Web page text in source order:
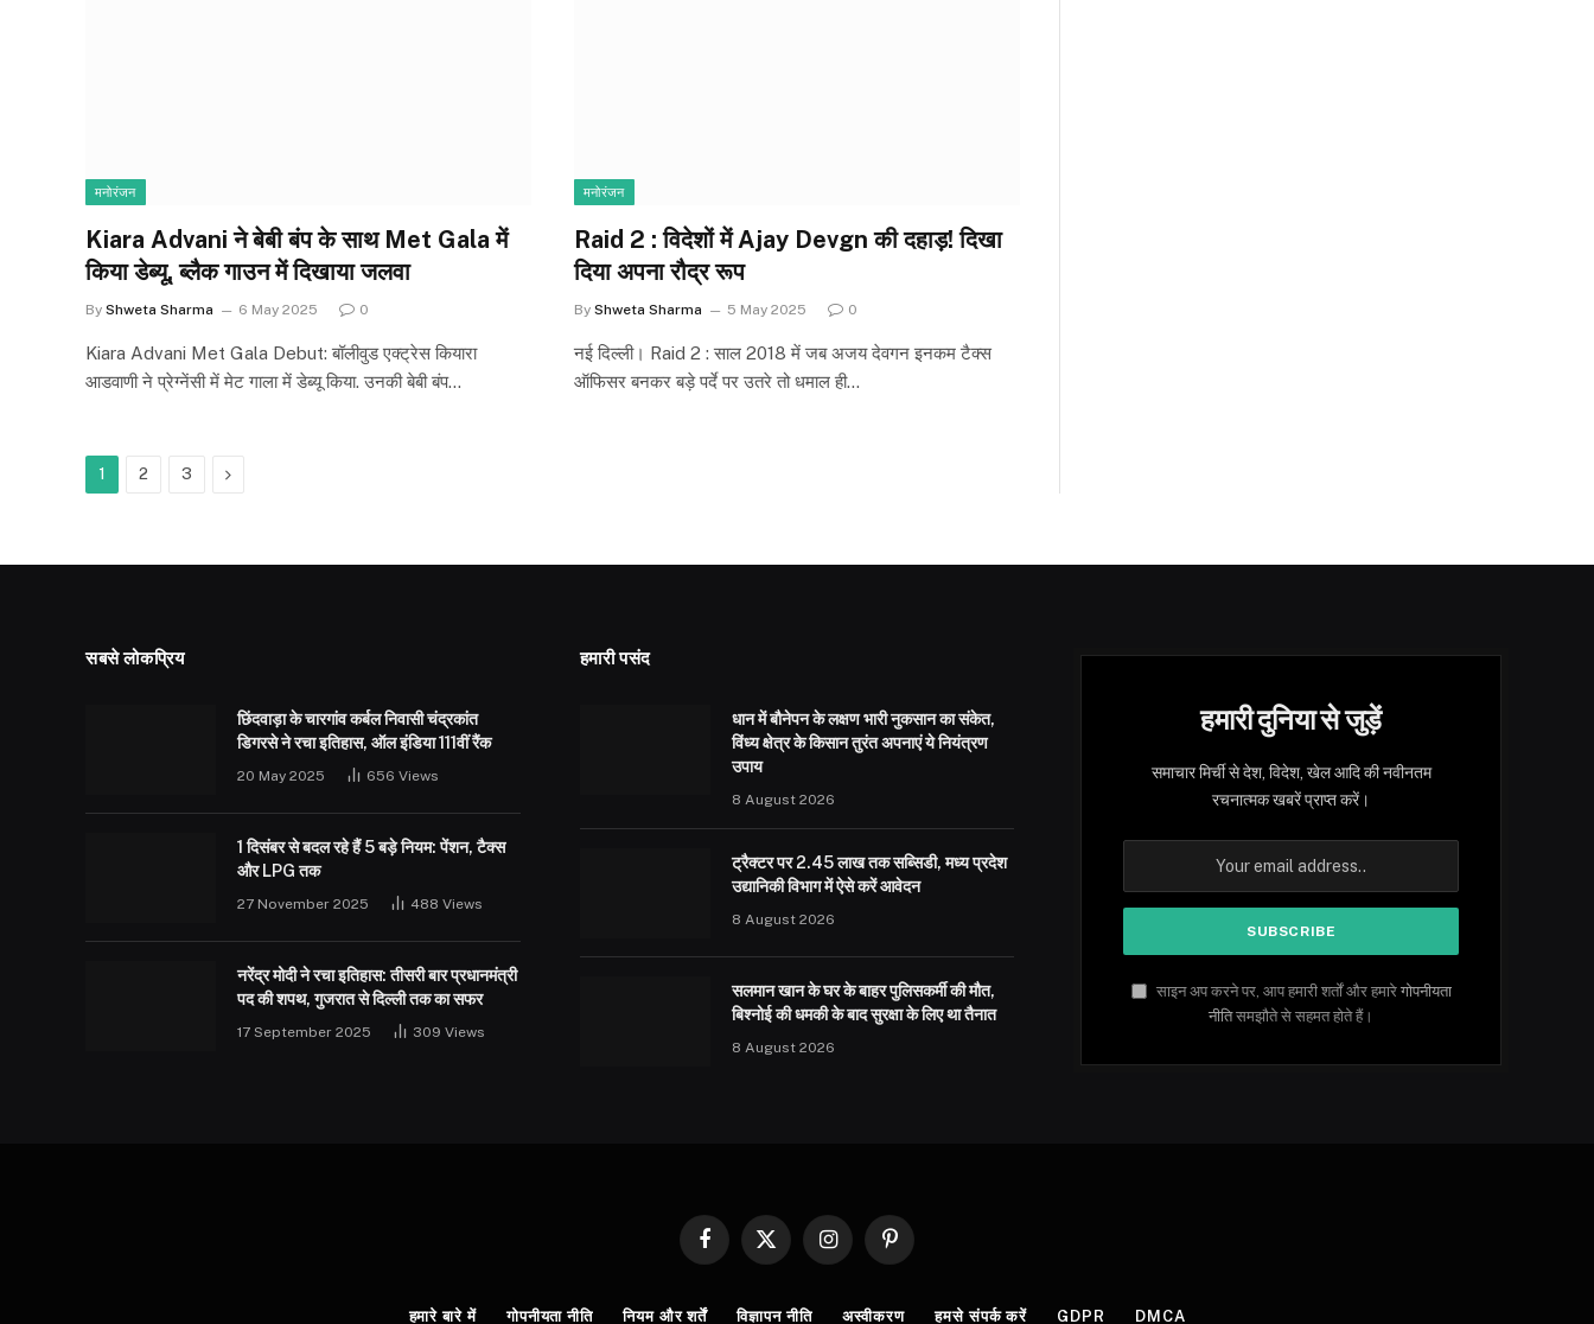
मनोरंजन
Kiara Advani ने बेबी बंप के साथ Met Gala में
किया डेब्यू, ब्लैक गाउन में दिखाया जलवा
By Shweta Sharma 6 May 2025 0
Kiara Advani Met Gala Debut: बॉलीवुड एक्ट्रेस कियारा
आडवाणी ने प्रेग्नेंसी में मेट गाला में डेब्यू किया. उनकी बेबी बंप…
मनोरंजन
Raid 2 : विदेशों में Ajay Devgn की दहाड़! दिखा
दिया अपना रौद्र रूप
By Shweta Sharma 5 May 2025 0
नई दिल्ली। Raid 2 : साल 2018 में जब अजय देवगन इनकम टैक्स
ऑफिसर बनकर बड़े पर्दे पर उतरे तो धमाल ही…
1 2 3 Next
सबसे लोकप्रिय
छिंदवाड़ा के चारगांव कर्बल निवासी चंद्रकांत
डिगरसे ने रचा इतिहास, ऑल इंडिया 111वीं रैंक
20 May 2025 656 Views
1 दिसंबर से बदल रहे हैं 5 बड़े नियम: पेंशन, टैक्स
और LPG तक
27 November 2025 488 Views
नरेंद्र मोदी ने रचा इतिहास: तीसरी बार प्रधानमंत्री
पद की शपथ, गुजरात से दिल्ली तक का सफर
17 September 2025 309 Views
हमारी पसंद
धान में बौनेपन के लक्षण भारी नुकसान का संकेत,
विंध्य क्षेत्र के किसान तुरंत अपनाएं ये नियंत्रण
उपाय
8 August 2026
ट्रैक्टर पर 2.45 लाख तक सब्सिडी, मध्य प्रदेश
उद्यानिकी विभाग में ऐसे करें आवेदन
8 August 2026
सलमान खान के घर के बाहर पुलिसकर्मी की मौत,
बिश्नोई की धमकी के बाद सुरक्षा के लिए था तैनात
8 August 2026
हमारी दुनिया से जुड़ें
समाचार मिर्ची से देश, विदेश, खेल आदि की नवीनतम
रचनात्मक खबरें प्राप्त करें।
साइन अप करने पर, आप हमारी शर्तों और हमारे गोपनीयता
नीतिसमझौते से सहमत होते हैं।
Facebook
X
InstagramPinterest
हमारे बारे में गोपनीयता नीति नियम और शर्तें विज्ञापन नीति अस्वीकरण हमसे संपर्क करें GDPR DMCA